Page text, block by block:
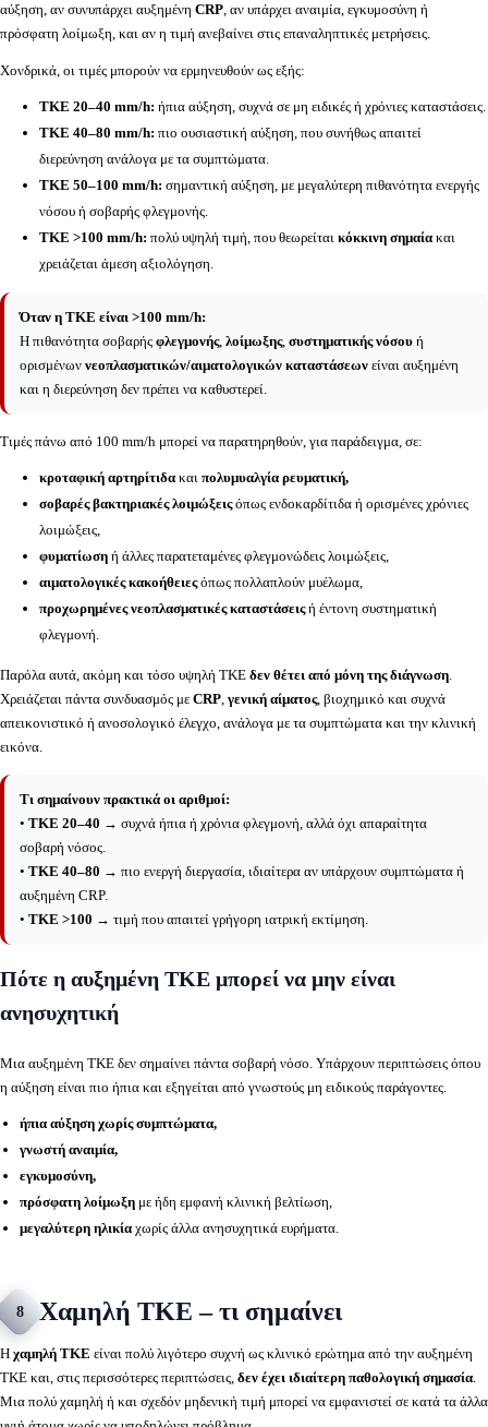
αύξηση, αν συνυπάρχει αυξημένη CRP, αν υπάρχει αναιμία, εγκυμοσύνη ή
πρόσφατη λοίμωξη, και αν η τιμή ανεβαίνει στις επαναληπτικές μετρήσεις.
Χονδρικά, οι τιμές μπορούν να ερμηνευθούν ως εξής:
ΤΚΕ 20–40 mm/h: ήπια αύξηση, συχνά σε μη ειδικές ή χρόνιες καταστάσεις.
ΤΚΕ 40–80 mm/h: πιο ουσιαστική αύξηση, που συνήθως απαιτεί
διερεύνηση ανάλογα με τα συμπτώματα.
ΤΚΕ 50–100 mm/h: σημαντική αύξηση, με μεγαλύτερη πιθανότητα ενεργής
νόσου ή σοβαρής φλεγμονής.
ΤΚΕ >100 mm/h: πολύ υψηλή τιμή, που θεωρείται κόκκινη σημαία και
χρειάζεται άμεση αξιολόγηση.
Όταν η ΤΚΕ είναι >100 mm/h:
Η πιθανότητα σοβαρής φλεγμονής, λοίμωξης, συστηματικής νόσου ή
ορισμένων νεοπλασματικών/αιματολογικών καταστάσεων είναι αυξημένη
και η διερεύνηση δεν πρέπει να καθυστερεί.
Τιμές πάνω από 100 mm/h μπορεί να παρατηρηθούν, για παράδειγμα, σε:
κροταφική αρτηρίτιδα και πολυμυαλγία ρευματική,
σοβαρές βακτηριακές λοιμώξειςόπως ενδοκαρδίτιδα ή ορισμένες χρόνιες
λοιμώξεις,
φυματίωση ή άλλες παρατεταμένες φλεγμονώδεις λοιμώξεις,
αιματολογικές κακοήθειεςόπως πολλαπλούν μυέλωμα,
προχωρημένες νεοπλασματικές καταστάσειςή έντονη συστηματική
φλεγμονή.
Παρόλα αυτά, ακόμη και τόσο υψηλή ΤΚΕ δεν θέτει από μόνη της διάγνωση.
Χρειάζεται πάντα συνδυασμός με CRP, γενική αίματος, βιοχημικό και συχνά
απεικονιστικό ή ανοσολογικό έλεγχο, ανάλογα με τα συμπτώματα και την κλινική
εικόνα.
Τι σημαίνουν πρακτικά οι αριθμοί:
• ΤΚΕ 20–40 → συχνά ήπια ή χρόνια φλεγμονή, αλλά όχι απαραίτητα
σοβαρή νόσος.
• ΤΚΕ 40–80 → πιο ενεργή διεργασία, ιδιαίτερα αν υπάρχουν συμπτώματα ή
αυξημένη CRP.
• ΤΚΕ >100 → τιμή που απαιτεί γρήγορη ιατρική εκτίμηση.
Πότε η αυξημένη ΤΚΕ μπορεί να μην είναι
ανησυχητική
Μια αυξημένη ΤΚΕ δεν σημαίνει πάντα σοβαρή νόσο. Υπάρχουν περιπτώσεις όπου
η αύξηση είναι πιο ήπια και εξηγείται από γνωστούς μη ειδικούς παράγοντες.
ήπια αύξηση χωρίς συμπτώματα,
γνωστή αναιμία,
εγκυμοσύνη,
πρόσφατη λοίμωξη με ήδη εμφανή κλινική βελτίωση,
μεγαλύτερη ηλικία χωρίς άλλα ανησυχητικά ευρήματα.
8 Χαμηλή ΤΚΕ – τι σημαίνει
Η χαμηλή ΤΚΕ είναι πολύ λιγότερο συχνή ως κλινικό ερώτημα από την αυξημένη
ΤΚΕ και, στις περισσότερες περιπτώσεις, δεν έχει ιδιαίτερη παθολογική σημασία.
Μια πολύ χαμηλή ή και σχεδόν μηδενική τιμή μπορεί να εμφανιστεί σε κατά τα άλλα